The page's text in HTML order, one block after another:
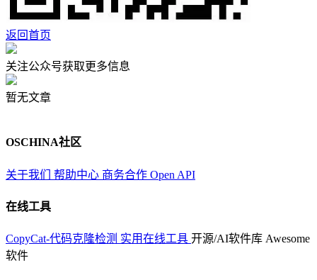
返回首页
关注公众号获取更多信息
暂无文章
OSCHINA社区
关于我们 帮助中心 商务合作 Open API
在线工具
CopyCat-代码克隆检测 实用在线工具 开源/AI软件库 Awesome
软件